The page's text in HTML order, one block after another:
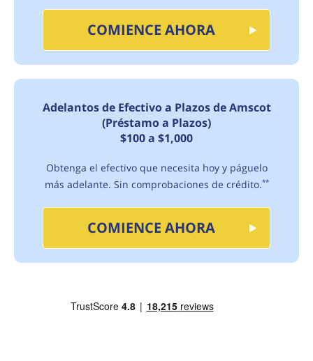
COMIENCE AHORA
Adelantos de Efectivo a Plazos de Amscot
(Préstamo a Plazos)
$100 a $1,000
Obtenga el efectivo que necesita hoy y páguelo
más adelante. Sin comprobaciones de crédito.**
COMIENCE AHORA